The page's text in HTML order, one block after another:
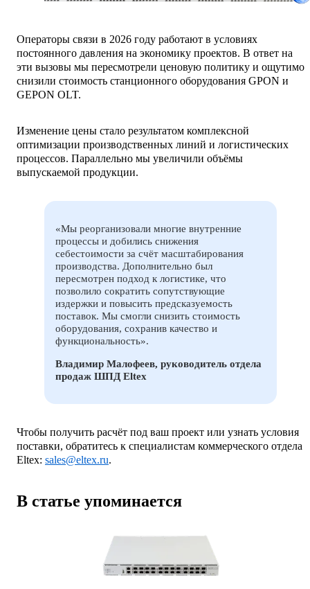
Операторы связи в 2026 году работают в условиях
постоянного давления на экономику проектов. В ответ на
эти вызовы мы пересмотрели ценовую политику и ощутимо
снизили стоимость станционного оборудования GPON и
GEPON OLT.
Изменение цены стало результатом комплексной
оптимизации производственных линий и логистических
процессов. Параллельно мы увеличили объёмы
выпускаемой продукции.
«Мы реорганизовали многие внутренние
процессы и добились снижения
себестоимости за счёт масштабирования
производства. Дополнительно был
пересмотрен подход к логистике, что
позволило сократить сопутствующие
издержки и повысить предсказуемость
поставок. Мы смогли снизить стоимость
оборудования, сохранив качество и
функциональность».
Владимир Малофеев, руководитель отдела
продаж ШПД Eltex
Чтобы получить расчёт под ваш проект или узнать условия
поставки, обратитесь к специалистам коммерческого отдела
Eltex: sales@eltex.ru.
В статье упоминается